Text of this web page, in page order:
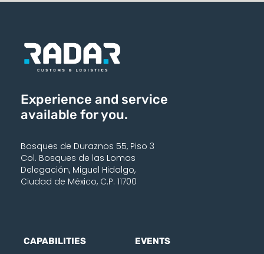
Experience and service
available for you.
Bosques de Duraznos 55, Piso 3
Col. Bosques de las Lomas
Delegación, Miguel Hidalgo,
Ciudad de México, C.P. 11700
CAPABILITIES EVENTS